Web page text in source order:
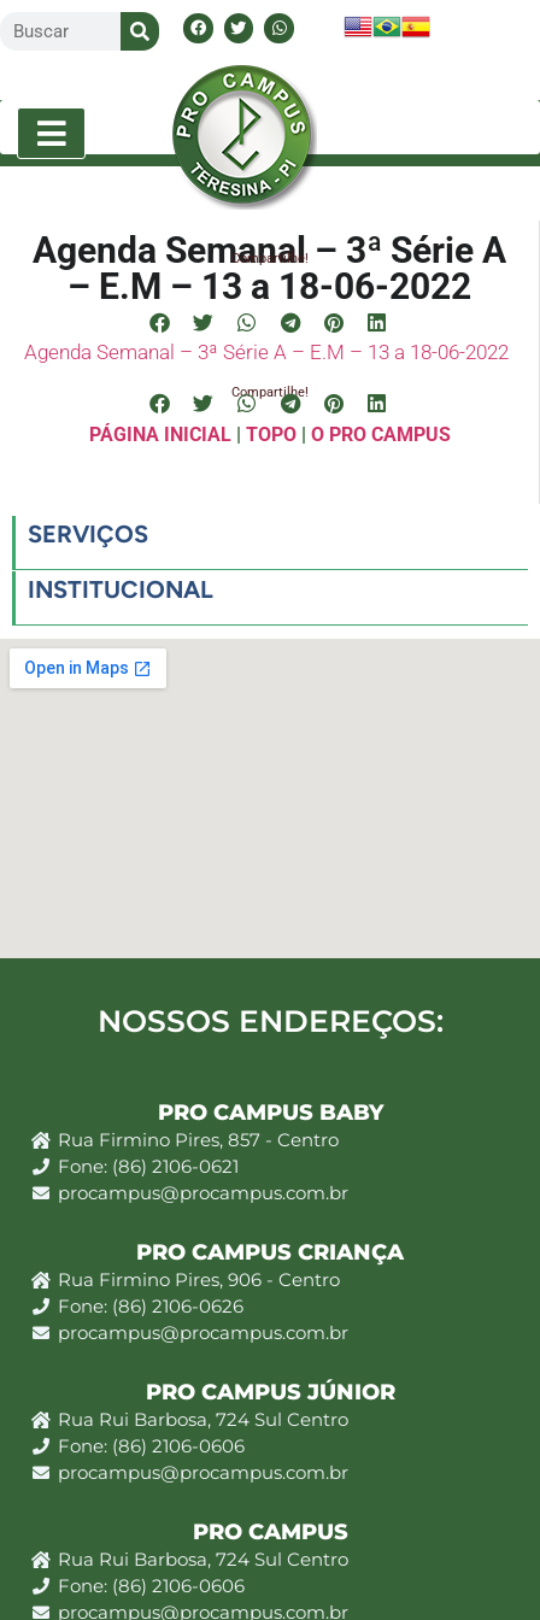
Agenda Semanal – 3ª Série A
– E.M – 13 a 18-06-2022
Compartilhe!
Agenda Semanal – 3ª Série A – E.M – 13 a 18-06-2022
Compartilhe!
PÁGINA INICIAL| TOPO| O PRO CAMPUS
SERVIÇOS
INSTITUCIONAL
NOSSOS ENDEREÇOS:
PRO CAMPUS BABY
Rua Firmino Pires, 857 - Centro
Fone: (86) 2106-0621
procampus@procampus.com.br
PRO CAMPUS CRIANÇA
Rua Firmino Pires, 906 - Centro
Fone: (86) 2106-0626
procampus@procampus.com.br
PRO CAMPUS JÚNIOR
Rua Rui Barbosa, 724 Sul Centro
Fone: (86) 2106-0606
procampus@procampus.com.br
PRO CAMPUS
Rua Rui Barbosa, 724 Sul Centro
Fone: (86) 2106-0606
procampus@procampus.com.br